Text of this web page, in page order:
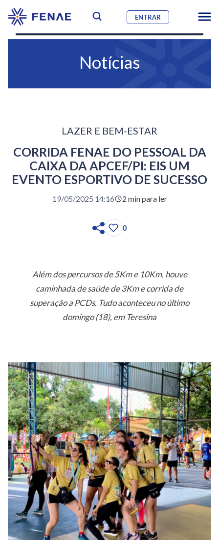
ENTRAR
Notícias
LAZER E BEM-ESTAR
CORRIDA FENAE DO PESSOAL DA
CAIXA DA APCEF/PI: EIS UM
EVENTO ESPORTIVO DE SUCESSO
19/05/2025 14:16 2 min para ler
0
Além dos percursos de 5Km e 10Km, houve
caminhada de saúde de 3Km e corrida de
superação a PCDs. Tudo aconteceu no último
domingo (18), em Teresina